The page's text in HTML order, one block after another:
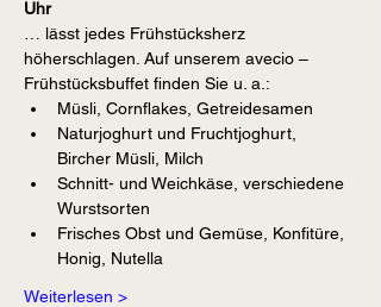
Uhr
… lässt jedes Frühstücksherz
höherschlagen. Auf unserem avecio –
Frühstücksbuffet finden Sie u. a.:
Müsli, Cornflakes, Getreidesamen
Naturjoghurt und Fruchtjoghurt,
Bircher Müsli, Milch
Schnitt- und Weichkäse, verschiedene
Wurstsorten
Frisches Obst und Gemüse, Konfitüre,
Honig, Nutella
Weiterlesen >